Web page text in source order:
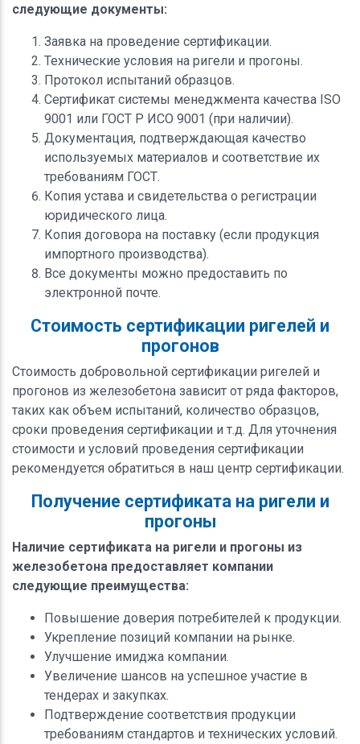
следующие документы:
Заявка на проведение сертификации.
Технические условия на ригели и прогоны.
Протокол испытаний образцов.
Сертификат системы менеджмента качества ISO
9001 или ГОСТ Р ИСО 9001 (при наличии).
Документация, подтверждающая качество
используемых материалов и соответствие их
требованиям ГОСТ.
Копия устава и свидетельства о регистрации
юридического лица.
Копия договора на поставку (если продукция
импортного производства).
Все документы можно предоставить по
электронной почте.
Стоимость сертификации ригелей и
прогонов
Стоимость добровольной сертификации ригелей и
прогонов из железобетона зависит от ряда факторов,
таких как объем испытаний, количество образцов,
сроки проведения сертификации и т.д. Для уточнения
стоимости и условий проведения сертификации
рекомендуется обратиться в наш центр сертификации.
Получение сертификата на ригели и
прогоны
Наличие сертификата на ригели и прогоны из
железобетона предоставляет компании
следующие преимущества:
Повышение доверия потребителей к продукции.
Укрепление позиций компании на рынке.
Улучшение имиджа компании.
Увеличение шансов на успешное участие в
тендерах и закупках.
Подтверждение соответствия продукции
требованиям стандартов и технических условий.